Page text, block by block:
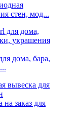
стен, мод...
дома, бара,
заказ для